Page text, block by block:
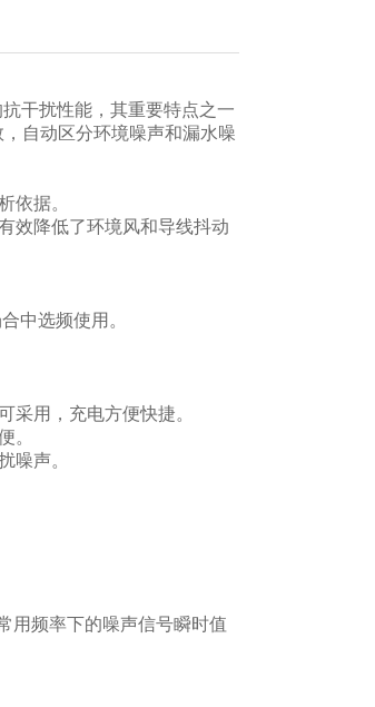
干扰性能，其重要特点之一
自动区分环境噪声和漏水噪
依据。
效降低了环境风和导线抖动
中选频使用。
采用，充电方便快捷。
。
噪声。
用频率下的噪声信号瞬时值